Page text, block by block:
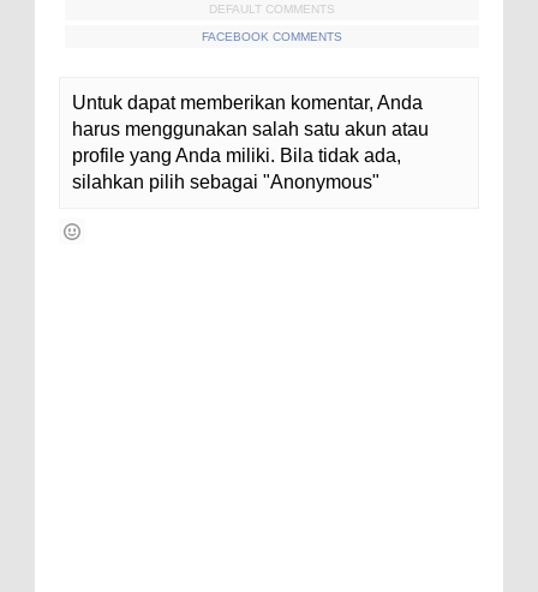
DEFAULT COMMENTS
FACEBOOK COMMENTS
Untuk dapat memberikan komentar, Anda
harus menggunakan salah satu akun atau
profile yang Anda miliki. Bila tidak ada,
silahkan pilih sebagai "Anonymous"